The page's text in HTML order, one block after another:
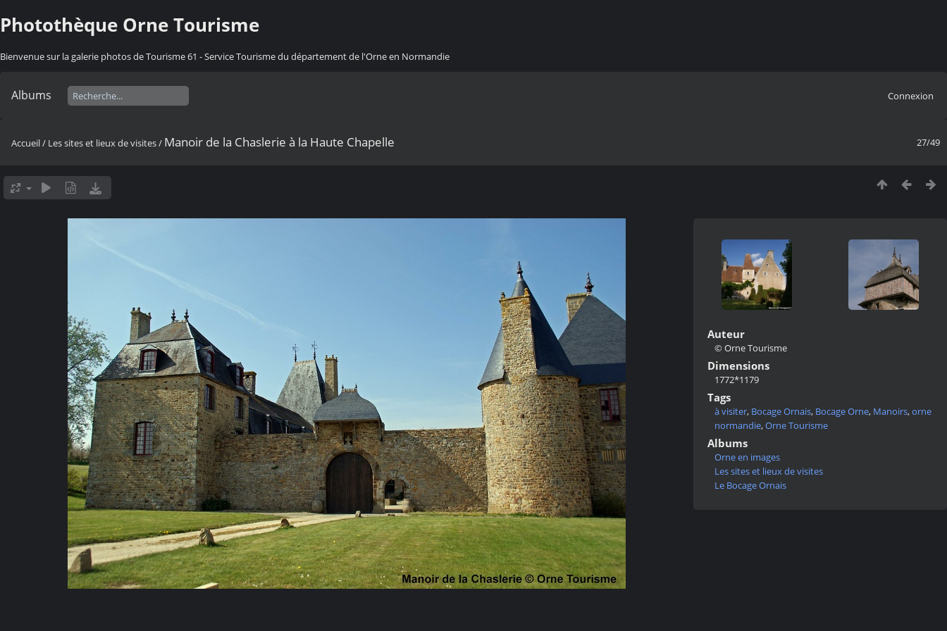
Photothèque Orne Tourisme
Bienvenue sur la galerie photos de Tourisme 61 - Service Tourisme du département de l'Orne en Normandie
Albums Connexion
27/49
Accueil/ Les sites et lieux de visites/ Manoir de la Chaslerie à la Haute Chapelle
Auteur
© Orne Tourisme
Dimensions
1772*1179
Tags
à visiter, Bocage Ornais, Bocage Orne, Manoirs,orne
normandie,Orne Tourisme
Albums
Orne en images
Les sites et lieux de visites
Le Bocage Ornais